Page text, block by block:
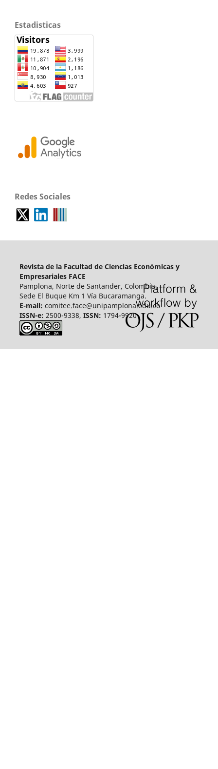
Estadisticas
Redes Sociales
Revista de la Facultad de Ciencias Económicas y
Empresariales FACE
Pamplona, Norte de Santander, Colombia.
Sede El Buque Km 1 Vía Bucaramanga.
E-mail: comitee.face@unipamplona.edu.co
ISSN-e: 2500-9338, ISSN: 1794-9920